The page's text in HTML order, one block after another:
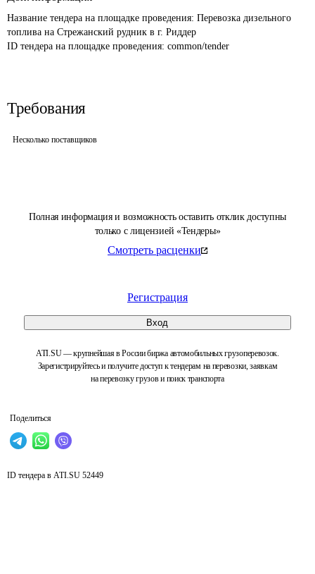
Полная информация и возможность оставить отклик доступны
только с лицензией «Тендеры»
Смотреть расценки
Регистрация
Вход
ATI.SU — крупнейшая в России биржа автомобильных грузоперевозок.
Зарегистрируйтесь и получите доступ к тендерам на перевозки, заявкам
на перевозку грузов и поиск транспорта
Поделиться
Название тендера на площадке проведения: Перевозка дизельного
топлива на Стрежанский рудник в г. Риддер
ID тендера на площадке проведения: common/tender
Требования
Несколько поставщиков
ID тендера в ATI.SU 52449